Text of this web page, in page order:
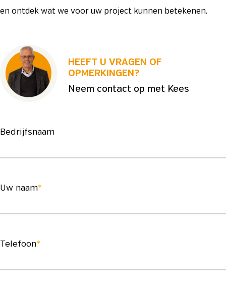
en ontdek wat we voor uw project kunnen betekenen.
HEEFT U VRAGEN OF
OPMERKINGEN?
Neem contact op met Kees
Bedrijfsnaam
Uw naam*
Telefoon*